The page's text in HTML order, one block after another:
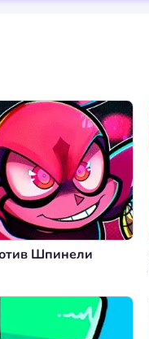
Отмена
Шпинели